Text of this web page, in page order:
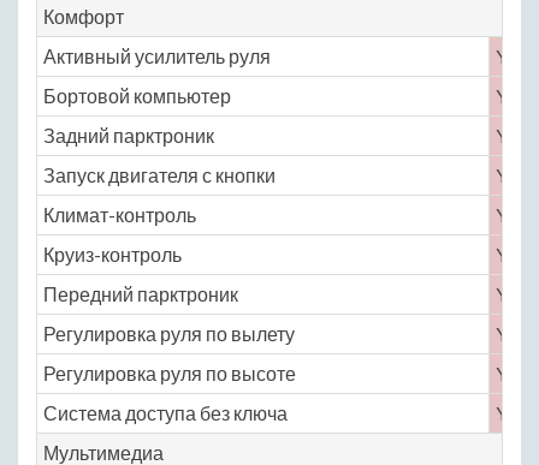
Комфорт
Активный усилитель руля
Yes
Бортовой компьютер
Yes
Задний парктроник
Yes
Запуск двигателя с кнопки
Yes
Климат-контроль
Yes
Круиз-контроль
Yes
Передний парктроник
Yes
Регулировка руля по вылету
Yes
Регулировка руля по высоте
Yes
Система доступа без ключа
Yes
Мультимедиа